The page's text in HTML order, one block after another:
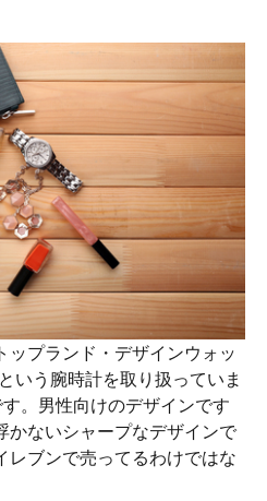
ップランド・デザインウォッ
う腕時計を取り扱っていま
。男性向けのデザインです
かないシャープなデザインで
レブンで売ってるわけではな